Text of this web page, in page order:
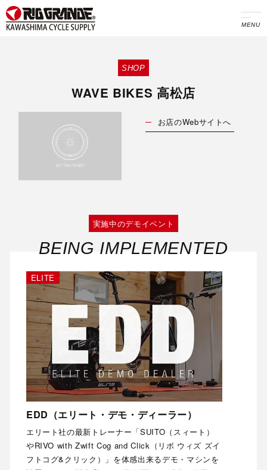
MENU
SHOP
WAVE BIKES 高松店
お店のWebサイトへ
実施中のデモイベント
BEING IMPLEMENTED
ELITE
EDD（エリート・デモ・ディーラー）
エリート社の最新トレーナー「SUITO（スィート）
やRIVO with Zwift Cog and Click（リボ ウィズ ズイ
フトコグ&クリック）」を体感出来るデモ・マシンを